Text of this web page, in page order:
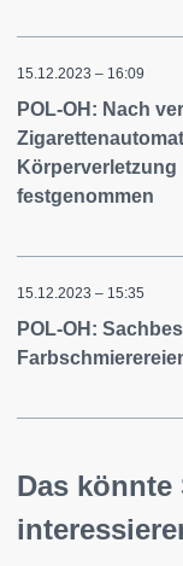
15.12.2023 – 16:09
POL-OH: Nach
festgenommen
15.12.2023 – 15:35
POL-OH:
Das könnte